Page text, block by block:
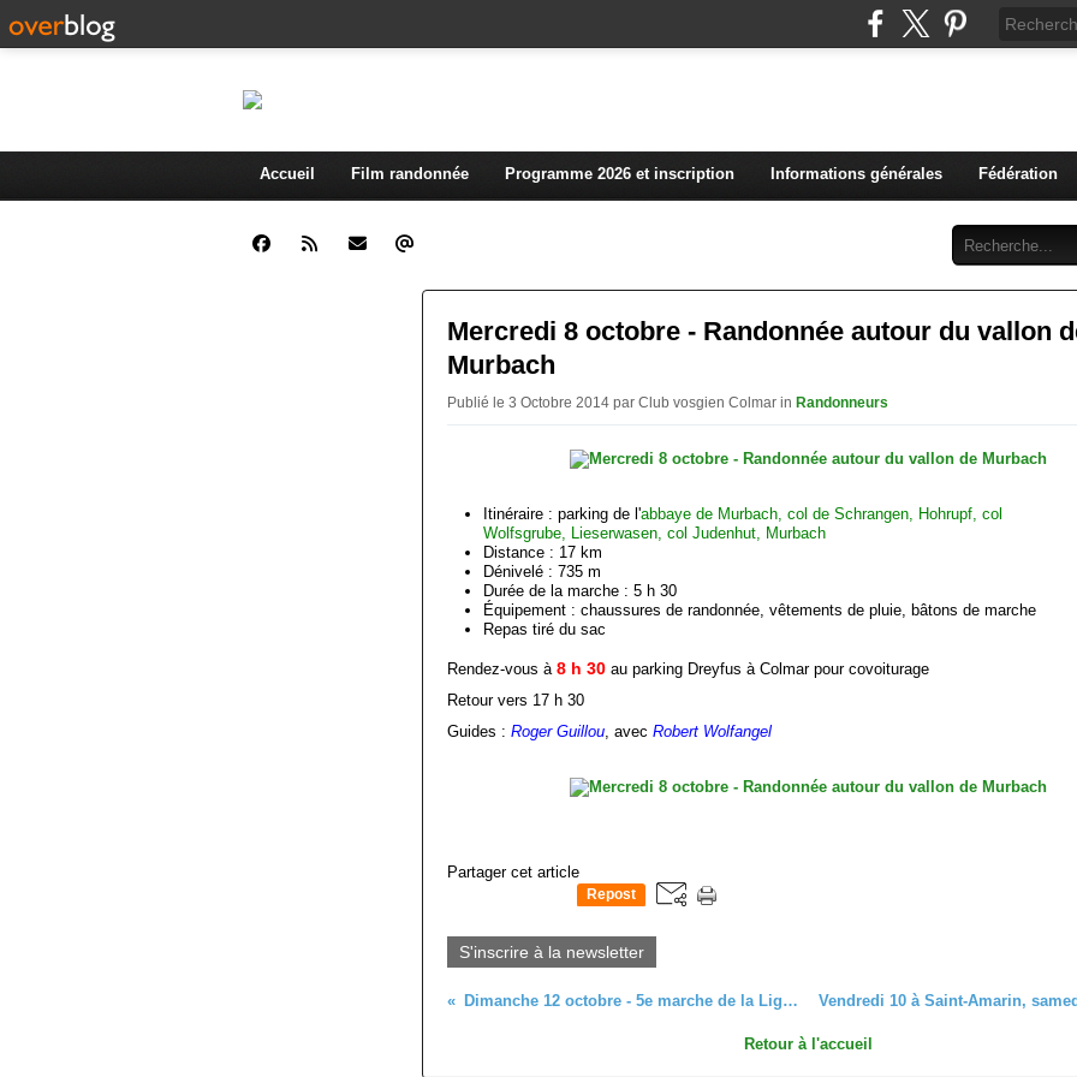
Accueil Film randonnée Programme 2026 et inscription Informations générales Fédération
Mercredi 8 octobre - Randonnée autour du vallon
Murbach
Publié le 3 Octobre 2014 par Club vosgien Colmar in Randonneurs
Itinéraire : parking de l'abbaye de Murbach, col de Schrangen, Hohrupf, col
Wolfsgrube, Lieserwasen, col Judenhut, Murbach
Distance : 17 km
Dénivelé : 735 m
Durée de la marche : 5 h 30
Équipement : chaussures de randonnée, vêtements de pluie, bâtons de marche
Repas tiré du sac
​Rendez-vous à 8 h 30 au parking Dreyfus à Colmar pour covoiturage
Retour vers 17 h 30
Guides : Roger Guillou, avec Robert Wolfangel
Partager cet article
Repost
S'inscrire à la newsletter
Dimanche 12 octobre - 5e marche de la Ligue contre le cancer, au départ de Wintzenheim
Retour à l'accueil